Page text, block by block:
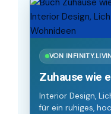
VON
Zuhause wie
Interior Design,
für ein ruhiges,